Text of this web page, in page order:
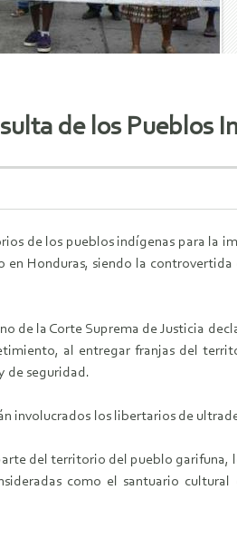
de los Pueblos
de los pueblos indígenas para la
en Honduras, siendo la
de la Corte Suprema de Justicia
al entregar franjas del
de seguridad.
involucrados los libertarios de
del territorio del pueblo
como el santuario